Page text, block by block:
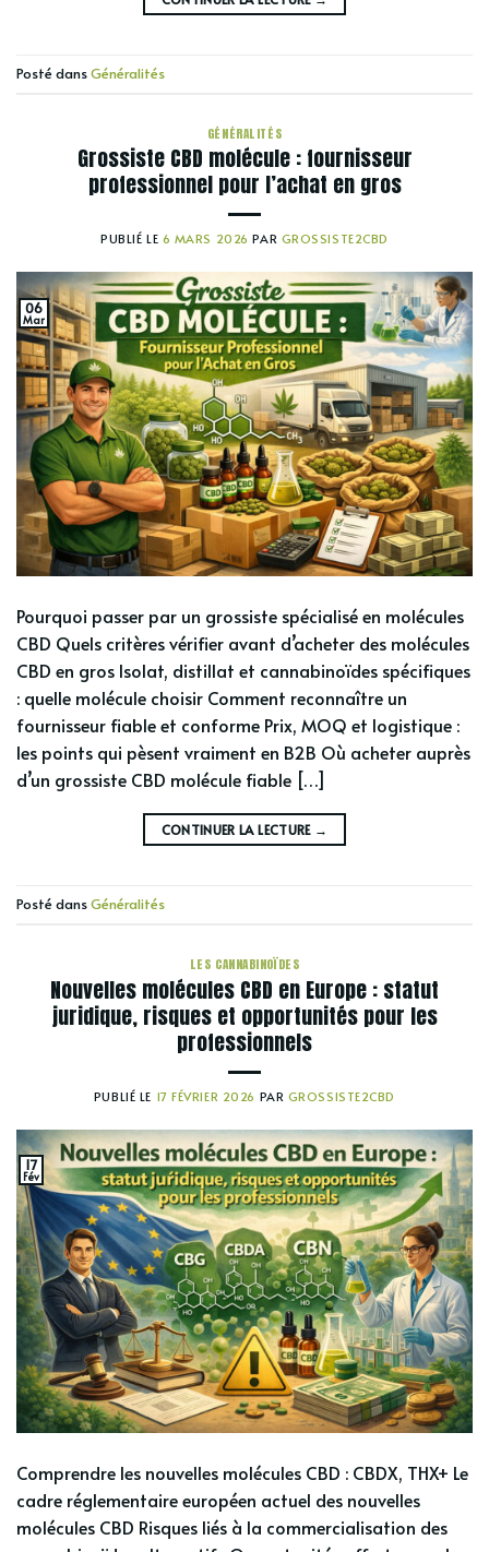
Posté dansGénéralités
GÉNÉRALITÉS
Grossiste CBD molécule : fournisseur
professionnel pour l’achat en gros
PUBLIÉ LE 6 MARS 2026 PAR GROSSISTE2CBD
06
Mar
Pourquoi passer par un grossiste spécialisé en molécules
CBD Quels critères vérifier avant d’acheter des molécules
CBD en gros Isolat, distillat et cannabinoïdes spécifiques
: quelle molécule choisir Comment reconnaître un
fournisseur fiable et conforme Prix, MOQ et logistique :
les points qui pèsent vraiment en B2B Où acheter auprès
d’un grossiste CBD molécule fiable […]
CONTINUER LA LECTURE →
Posté dansGénéralités
LES CANNABINOÏDES
Nouvelles molécules CBD en Europe : statut
juridique, risques et opportunités pour les
professionnels
PUBLIÉ LE 17 FÉVRIER 2026 PAR GROSSISTE2CBD
17
Fév
Comprendre les nouvelles molécules CBD : CBDX, THX+ Le
cadre réglementaire européen actuel des nouvelles
molécules CBD Risques liés à la commercialisation des